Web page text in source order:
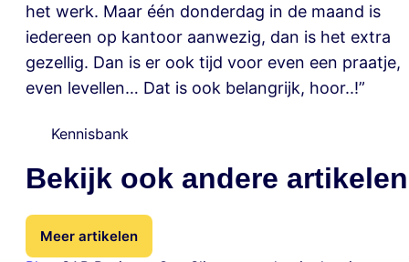
het werk. Maar één donderdag in de maand is
iedereen op kantoor aanwezig, dan is het extra
gezellig. Dan is er ook tijd voor even een praatje,
even levellen… Dat is ook belangrijk, hoor..!”
Kennisbank
Bekijk ook andere artikelen
Meer artikelen